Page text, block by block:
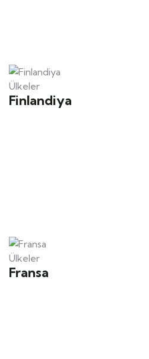
Ülkeler
Finlandiya
Ülkeler
Fransa